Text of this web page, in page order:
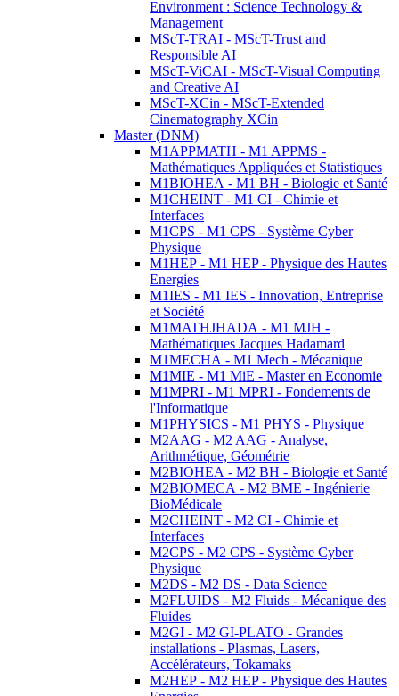
Environment : Science Technology &
Management
MScT-TRAI - MScT-Trust and
Responsible AI
MScT-ViCAI - MScT-Visual Computing
and Creative AI
MScT-XCin - MScT-Extended
Cinematography XCin
Master (DNM)
M1APPMATH - M1 APPMS -
Mathématiques Appliquées et Statistiques
M1BIOHEA - M1 BH - Biologie et Santé
M1CHEINT - M1 CI - Chimie et
Interfaces
M1CPS - M1 CPS - Système Cyber
Physique
M1HEP - M1 HEP - Physique des Hautes
Energies
M1IES - M1 IES - Innovation, Entreprise
et Société
M1MATHJHADA - M1 MJH -
Mathématiques Jacques Hadamard
M1MECHA - M1 Mech - Mécanique
M1MIE - M1 MiE - Master en Economie
M1MPRI - M1 MPRI - Fondements de
l'Informatique
M1PHYSICS - M1 PHYS - Physique
M2AAG - M2 AAG - Analyse,
Arithmétique, Géométrie
M2BIOHEA - M2 BH - Biologie et Santé
M2BIOMECA - M2 BME - Ingénierie
BioMédicale
M2CHEINT - M2 CI - Chimie et
Interfaces
M2CPS - M2 CPS - Système Cyber
Physique
M2DS - M2 DS - Data Science
M2FLUIDS - M2 Fluids - Mécanique des
Fluides
M2GI - M2 GI-PLATO - Grandes
installations - Plasmas, Lasers,
Accélérateurs, Tokamaks
M2HEP - M2 HEP - Physique des Hautes